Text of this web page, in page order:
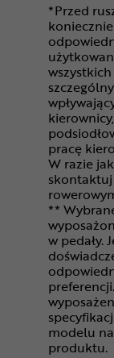
*Przed
pracę
W razie
**
w pedały.
modelu
produktu.